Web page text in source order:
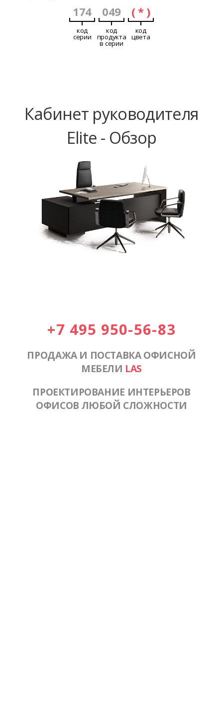
174
код
серии
049
код
продукта
в серии
( * )
код
цвета
Кабинет руководителя
Elite - Обзор
+7 495 950-56-83
ПРОДАЖА И ПОСТАВКА ОФИСНОЙ
МЕБЕЛИ LAS
ПРОЕКТИРОВАНИЕ ИНТЕРЬЕРОВ
ОФИСОВ ЛЮБОЙ СЛОЖНОСТИ